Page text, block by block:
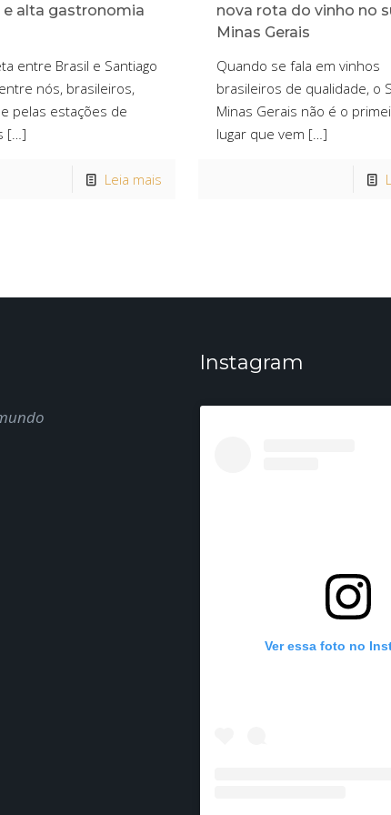
e alta gastronomia
entre Brasil e Santiago
nós, brasileiros,
pelas estações de
[…]
Leia mais
nova rota do vinho no
Minas Gerais
Quando se fala em vinhos
brasileiros de qualidade, o
Minas Gerais não é o
lugar que vem […]
Instagram
Ver essa foto no